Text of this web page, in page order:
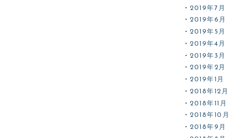
2019年7月
2019年6月
2019年5月
2019年4月
2019年3月
2019年2月
2019年1月
2018年12月
2018年11月
2018年10月
2018年9月